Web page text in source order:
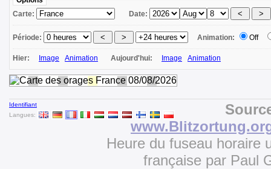
Carte:
Date:
Période: Animation: Off
Hier: Image Animation Aujourd'hui: Image Animation
Identifiant
Langues:
Heure du fuseau horaire
française par Paul